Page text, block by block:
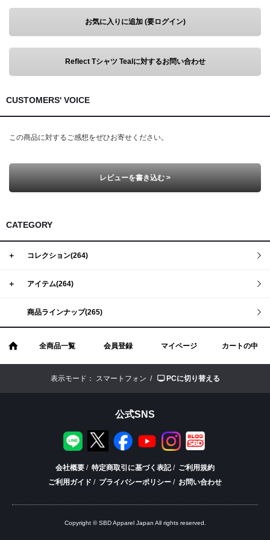
お気に入りに追加 (要ログイン)
Reflect Tシャツ Tealに対するお問い合わせ
CUSTOMERS' VOICE
この商品に対するご感想をぜひお寄せください。
レビューを書き込む >
CATEGORY
＋ コレクション(264)
＋ アイテム(264)
商品ラインナップ(265)
全商品一覧 会員登録 マイページ カートの中
表示モード： スマートフォン / PCに切り替える
公式SNS
会社概要 / 特定商取引に基づく表記/ ご利用規約
ご利用ガイド / プライバシーポリシー / お問い合わせ
Copyright © SBD Apparel Japan All rights reserved.